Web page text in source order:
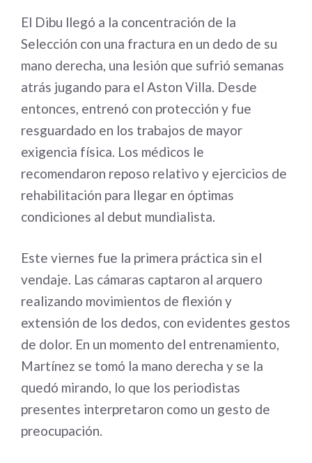
El Dibu llegó a la concentración de la
Selección con una fractura en un dedo de su
mano derecha, una lesión que sufrió semanas
atrás jugando para el Aston Villa. Desde
entonces, entrenó con protección y fue
resguardado en los trabajos de mayor
exigencia física. Los médicos le
recomendaron reposo relativo y ejercicios de
rehabilitación para llegar en óptimas
condiciones al debut mundialista.
Este viernes fue la primera práctica sin el
vendaje. Las cámaras captaron al arquero
realizando movimientos de flexión y
extensión de los dedos, con evidentes gestos
de dolor. En un momento del entrenamiento,
Martínez se tomó la mano derecha y se la
quedó mirando, lo que los periodistas
presentes interpretaron como un gesto de
preocupación.